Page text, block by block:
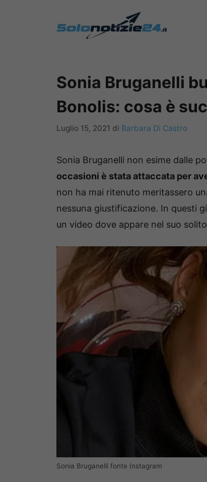
Sonia Bruganelli
Bonolis: cosa è
Luglio 15, 2021 di Barbara Di Castro
Sonia Bruganelli non esime dalle
occasioni è stata attaccata per
non ha mai ritenuto meritassero
nessuna giustificazione. In questi
un video dove appare nel suo
Sonia Bruganelli fonte Instagram